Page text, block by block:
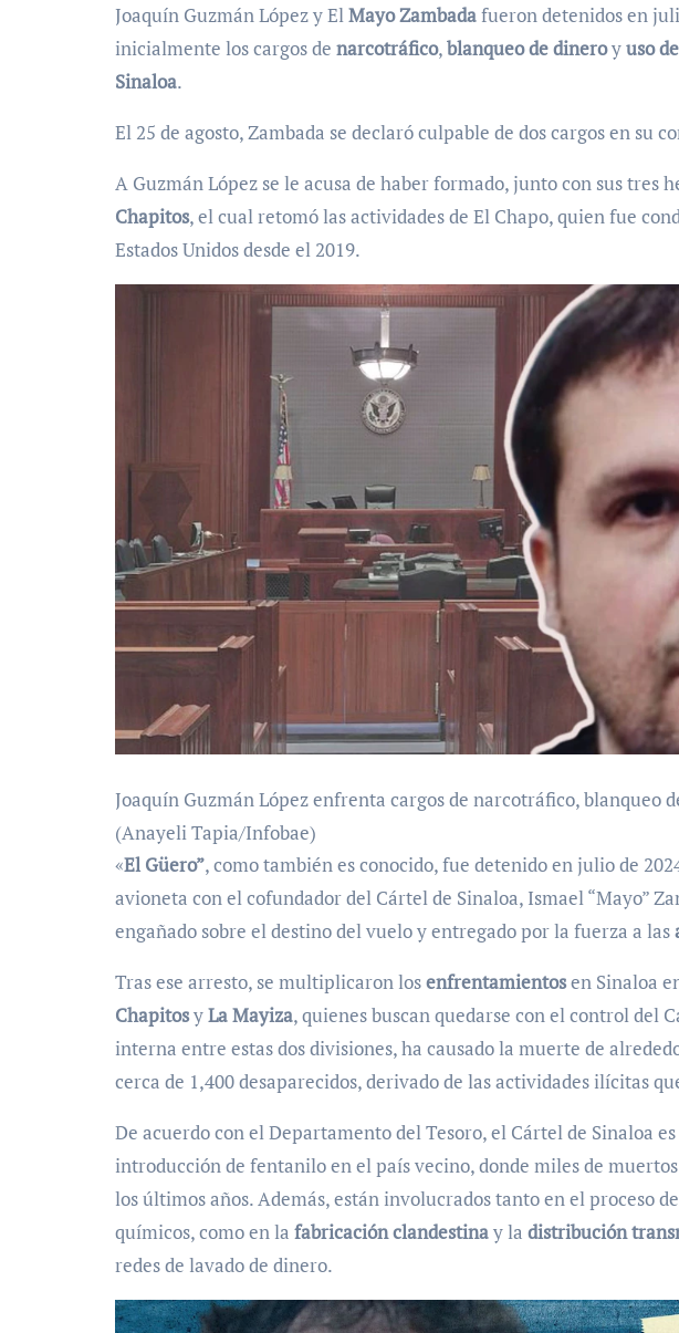
Joaquín Guzmán López y ElMayo Zambadafueron detenidos en
inicialmente los cargos de narcotráfico,blanqueo de dineroyuso
Sinaloa.
El 25 de agosto, Zambada se declaró culpable de dos cargos en su
A Guzmán López se le acusa de haber formado, junto con sus tres
Chapitos, el cual retomó las actividades de El Chapo, quien fue
Estados Unidos desde el 2019.
Joaquín Guzmán López enfrenta cargos de narcotráfico, blanqueo
(Anayeli Tapia/Infobae)
«El Güero”, como también es conocido, fue detenido en julio de
avioneta con el cofundador del Cártel de Sinaloa, Ismael “Mayo”
engañado sobre el destino del vuelo y entregado por la fuerza a las
Tras ese arresto, se multiplicaron losenfrentamientosen Sinaloa
ChapitosyLa Mayiza, quienes buscan quedarse con el control del
interna entre estas dos divisiones, ha causado la muerte de
cerca de 1,400 desaparecidos, derivado de las actividades ilícitas
De acuerdo con el Departamento del Tesoro, el Cártel de Sinaloa
introducción de fentanilo en el país vecino, donde miles de
los últimos años. Además, están involucrados tanto en el proceso
químicos, como en la fabricación clandestinay la distribución
redes de lavado de dinero.